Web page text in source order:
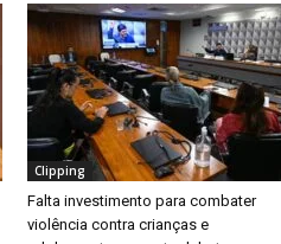
Clipping
Falta investimento para combater
violência contra crianças e